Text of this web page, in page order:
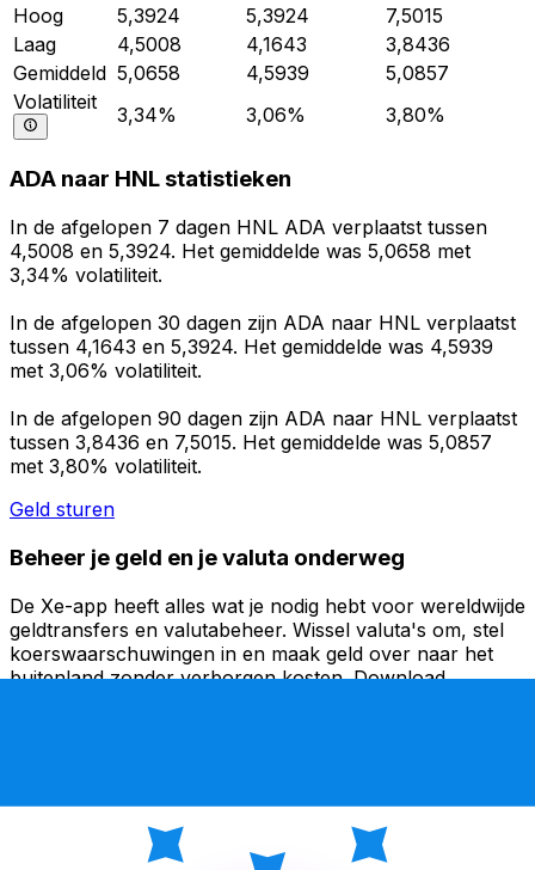
Hoog
5,3924 5,3924
7,5015
Laag
4,5008 4,1643
3,8436
Gemiddeld 5,0658 4,5939
5,0857
Volatiliteit
3,34% 3,06% 3,80%
ADA naar HNL statistieken
In de afgelopen 7 dagen HNL ADA verplaatst tussen
4,5008 en 5,3924. Het gemiddelde was 5,0658 met
3,34% volatiliteit.
In de afgelopen 30 dagen zijn ADA naar HNL verplaatst
tussen 4,1643 en 5,3924. Het gemiddelde was 4,5939
met 3,06% volatiliteit.
In de afgelopen 90 dagen zijn ADA naar HNL verplaatst
tussen 3,8436 en 7,5015. Het gemiddelde was 5,0857
met 3,80% volatiliteit.
Geld sturen
Beheer je geld en je valuta onderweg
De Xe-app heeft alles wat je nodig hebt voor wereldwijde
geldtransfers en valutabeheer. Wissel valuta's om, stel
koerswaarschuwingen in en maak geld over naar het
buitenland zonder verborgen kosten. Download